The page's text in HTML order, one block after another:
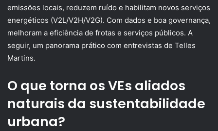
emissões locais, reduzem ruído e habilitam novos serviços
energéticos (V2L/V2H/V2G). Com dados e boa governança,
melhoram a eficiência de frotas e serviços públicos. A
seguir, um panorama prático com entrevistas de Telles
Martins.
O que torna os VEs aliados
naturais da sustentabilidade
urbana?